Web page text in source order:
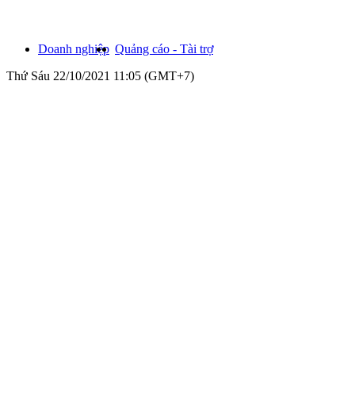
Doanh nghiệp Quảng cáo - Tài trợ
Thứ Sáu 22/10/2021 11:05 (GMT+7)